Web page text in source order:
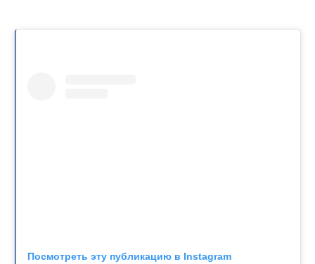
Посмотреть эту публикацию в Instagram